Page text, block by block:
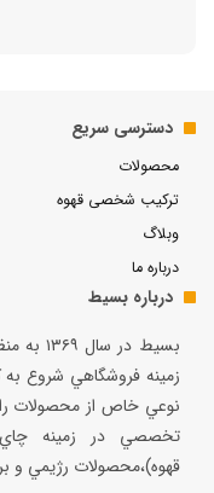
دسترسی سریع
محصولات
ترکیب شخصی قهوه
وبلاگ
درباره ما
درباره بسیط
بسيط
زمينه فروشگاهي شروع
نوعي خاص از محصولات را
تخصصي در زمينه چاي
قهوه)،محصولات رژيمي و